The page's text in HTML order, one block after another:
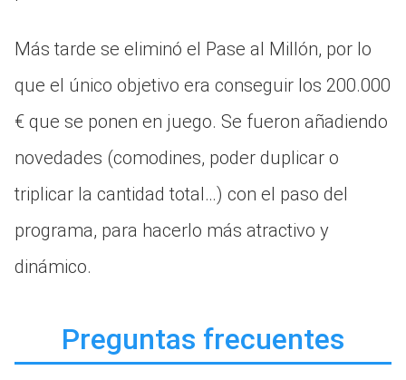
Más tarde se eliminó el Pase al Millón, por lo
que el único objetivo era conseguir los 200.000
€ que se ponen en juego. Se fueron añadiendo
novedades (comodines, poder duplicar o
triplicar la cantidad total…) con el paso del
programa, para hacerlo más atractivo y
dinámico.
Preguntas frecuentes